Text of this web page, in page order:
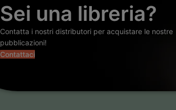
Sei una libreria?
Contatta i nostri distributori per acquistare le nostre
pubblicazioni!
Contattaci